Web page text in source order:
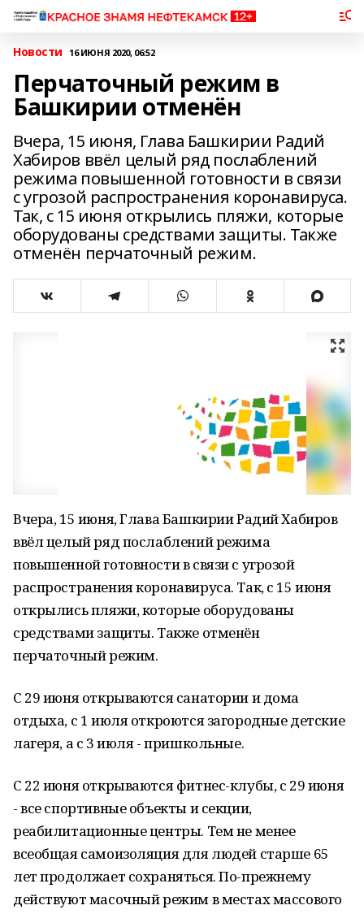
Новости 16 ИЮНЯ 2020, 06:52
Перчаточный режим в
Башкирии отменён
Вчера, 15 июня, Глава Башкирии Радий
Хабиров ввёл целый ряд послаблений
режима повышенной готовности в связи
с угрозой распространения коронавируса.
Так, с 15 июня открылись пляжи, которые
оборудованы средствами защиты. Также
отменён перчаточный режим.
Вчера, 15 июня, Глава Башкирии Радий Хабиров
ввёл целый ряд послаблений режима
повышенной готовности в связи с угрозой
распространения коронавируса. Так, с 15 июня
открылись пляжи, которые оборудованы
средствами защиты. Также отменён
перчаточный режим.
С 29 июня открываются санатории и дома
отдыха, с 1 июля откроются загородные детские
лагеря, а с 3 июля - пришкольные.
С 22 июня открываются фитнес-клубы, с 29 июня
- все спортивные объекты и секции,
реабилитационные центры. Тем не менее
всеобщая самоизоляция для людей старше 65
лет продолжает сохраняться. По-прежнему
действуют масочный режим в местах массового